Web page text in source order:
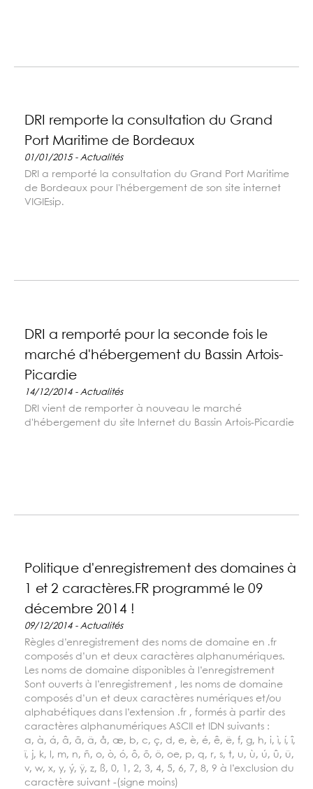
DRI remporte la consultation du Grand
Port Maritime de Bordeaux
01/01/2015 - Actualités
DRI a remporté la consultation du Grand Port Maritime
de Bordeaux pour l'hébergement de son site internet
VIGIEsip.
DRI a remporté pour la seconde fois le
marché d'hébergement du Bassin Artois-
Picardie
14/12/2014 - Actualités
DRI vient de remporter à nouveau le marché
d'hébergement du site Internet du Bassin Artois-Picardie
Politique d'enregistrement des domaines à
1 et 2 caractères.FR programmé le 09
décembre 2014 !
09/12/2014 - Actualités
Règles d’enregistrement des noms de domaine en .fr
composés d’un et deux caractères alphanumériques.
Les noms de domaine disponibles à l’enregistrement
Sont ouverts à l’enregistrement , les noms de domaine
composés d’un et deux caractères numériques et/ou
alphabétiques dans l’extension .fr , formés à partir des
caractères alphanumériques ASCII et IDN suivants :
a, à, á, â, ã, ä, å, æ, b, c, ç, d, e, è, é, ê, ë, f, g, h, i, ì, í, î,
ï, j, k, l, m, n, ñ, o, ò, ó, ô, õ, ö, oe, p, q, r, s, t, u, ù, ú, û, ü,
v, w, x, y, ý, ÿ, z, ß, 0, 1, 2, 3, 4, 5, 6, 7, 8, 9 à l’exclusion du
caractère suivant -(signe moins)